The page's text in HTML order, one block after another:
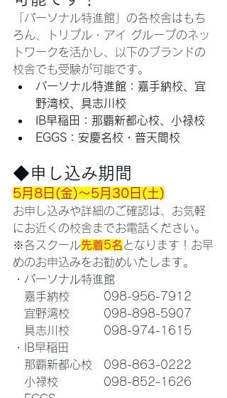
「パーソナル特進館」の各校舎はもち
ろん、トリプル・アイ グループのネッ
トワークを活かし、以下のブランドの
校舎でも受験が可能です。
パーソナル特進館：嘉手納校、宜
野湾校、具志川校
IB早稲田：那覇新都心校、小禄校
EGGS：安慶名校・普天間校
◆申し込み期間
5月8日(金)～5月30日(土)
お申し込みや詳細のご確認は、お気軽
にお近くの校舎までお電話ください。
※各スクール先着5名となります！お早
めのお申込みをお勧めいたします。
・パーソナル特進館
嘉手納校　　　098-956-7912
宜野湾校　　　098-898-5907
具志川校　　　098-974-1615
・IB早稲田
那覇新都心校　098-863-0222
小禄校　　　　098-852-1626